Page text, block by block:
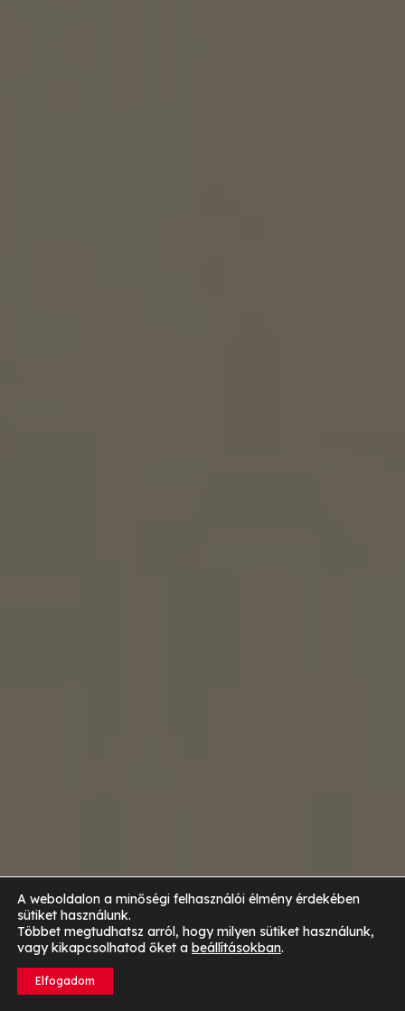
A weboldalon a minőségi felhasználói élmény érdekében
sütiket használunk.
Többet megtudhatsz arról, hogy milyen sütiket használunk,
vagy kikapcsolhatod őket a beállításokban.
Elfogadom